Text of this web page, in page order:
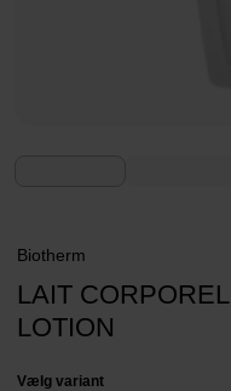
Biotherm
LAIT
LOTION
Vælg variant